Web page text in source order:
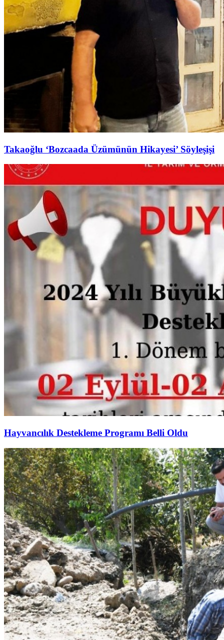
Takaoğlu ‘Bozcaada Üzümünün Hikayesi’ Söyleşişi
Hayvancılık Destekleme Programı Belli Oldu